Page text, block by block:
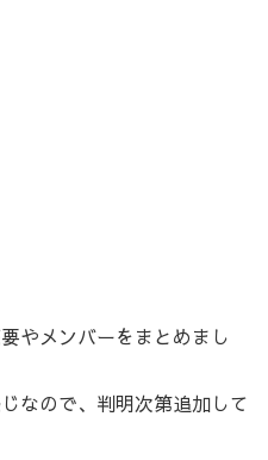
やメンバーをまとめまし
なので、判明次第追加して